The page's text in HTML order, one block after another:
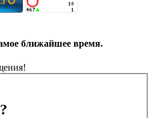
ближайшее время.